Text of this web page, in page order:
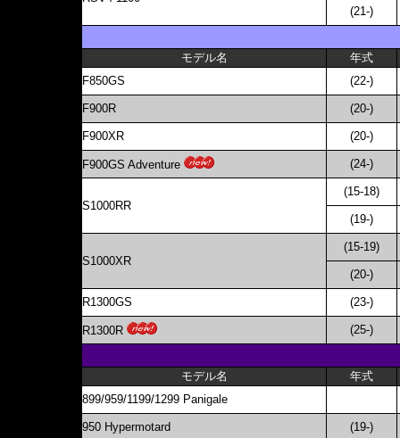
(21-)
モデル名
年式
F850GS
(22-)
F900R (20-)
F900XR (20-)
F900GS Adventure (24-)
S1000RR
(15-18)
(19-)
S1000XR
(15-19)
(20-)
R1300GS (23-)
R1300R (25-)
モデル名
年式
899/959/1199/1299 Panigale
950 Hypermotard (19-)